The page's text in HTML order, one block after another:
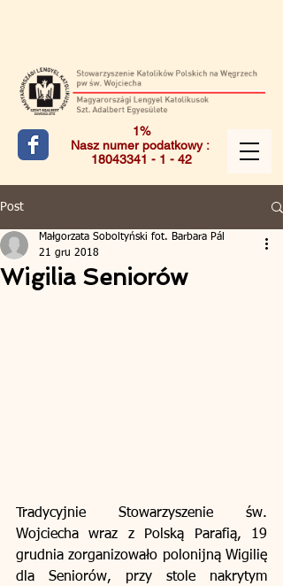
1%
Nasz numer podatkowy :
18043341 - 1 - 42
Post
Wigilia Seniorów
Małgorzata Soboltyński fot. Barbara Pál
21 gru 2018
Tradycyjnie Stowarzyszenie św.
Wojciecha wraz z Polską Parafią, 19
grudnia zorganizowało polonijną Wigilię
dla Seniorów, przy stole nakrytym